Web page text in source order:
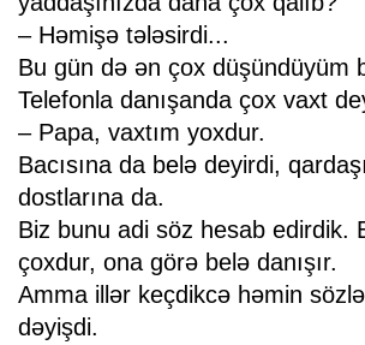
– Həmişə tələsirdi...
Bu gün də ən çox düşündüyüm
Telefonla danışanda çox vaxt
– Papa, vaxtım yoxdur.
Bacısına da belə deyirdi,
dostlarına da.
Biz bunu adi söz hesab edirdik.
çoxdur, ona görə belə danışır.
Amma illər keçdikcə həmin
dəyişdi.